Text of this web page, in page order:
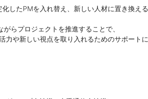
したPMを入れ替え、新しい人材に置き換え
らプロジェクトを推進することで、
力や新しい視点を取り入れるためのサポート